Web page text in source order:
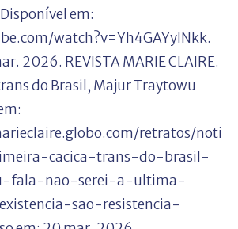
em:
watch?v=Yh4GAYyINkk.
2026. REVISTA MARIE CLAIRE.
do Brasil, Majur Traytowu
retratos/noti
cacica-trans-do-brasil-
fala-nao-serei-a-ultima-
sao-resistencia-